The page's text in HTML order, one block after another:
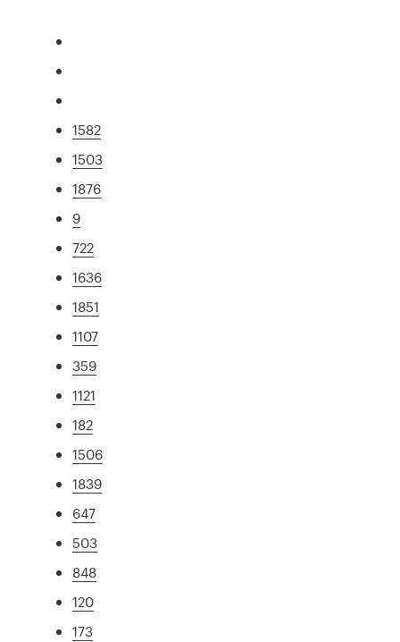
1582
1503
1876
9
722
1636
1851
1107
359
1121
182
1506
1839
647
503
848
120
173